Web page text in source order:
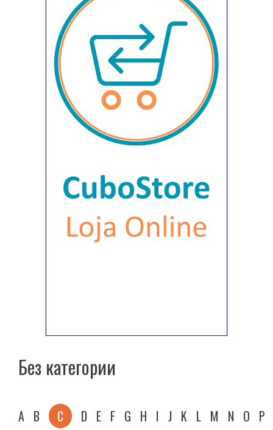
Без категории
A B C D E F G H I J K L M N O P